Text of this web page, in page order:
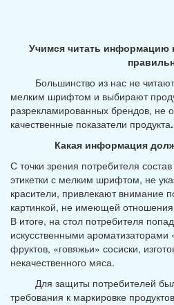
Учимся читать информацию
Большинство из нас не
мелким шрифтом и выбирают
разрекламированных брендов, не
качественные показатели продукта.
Какая информация
С точки зрения потребителя
этикетки с мелким шрифтом, не
красители, привлекают внимание
картинкой, не имеющей
В итоге, на стол потребителя
искусственными
фруктов, «говяжьи» сосиски,
некачественного мяса.
Для защиты потребителей
требования к маркировке